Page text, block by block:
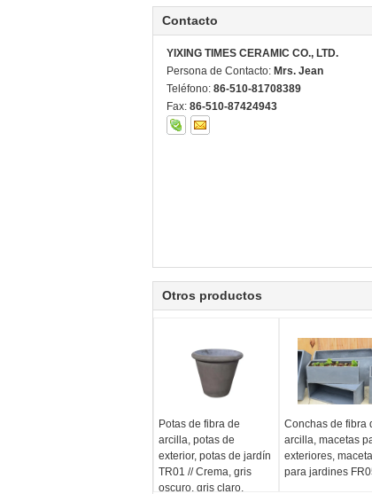
Contacto
YIXING TIMES CERAMIC CO., LTD.
Persona de Contacto: Mrs. Jean
Teléfono: 86-510-81708389
Fax: 86-510-87424943
Otros productos
Potas de fibra de
arcilla, potas de
exterior, potas de jardín
TR01 // Crema, gris
oscuro, gris claro,
Conchas de fibra
arcilla, macetas
exteriores,
para jardines